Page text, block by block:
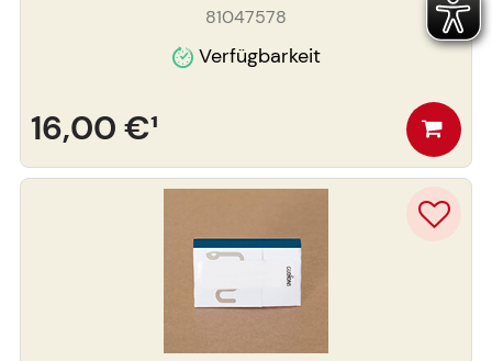
81047578
Verfügbarkeit
16,00 €¹